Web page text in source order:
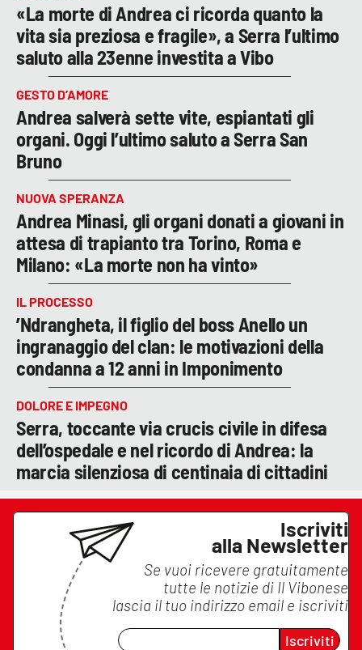
«La morte di Andrea ci ricorda quanto la
vita sia preziosa e fragile», a Serra l’ultimo
saluto alla 23enne investita a Vibo
GESTO D’AMORE
Andrea salverà sette vite, espiantati gli
organi. Oggi l’ultimo saluto a Serra San
Bruno
NUOVA SPERANZA
Andrea Minasi, gli organi donati a giovani in
attesa di trapianto tra Torino, Roma e
Milano: «La morte non ha vinto»
IL PROCESSO
’Ndrangheta, il figlio del boss Anello un
ingranaggio del clan: le motivazioni della
condanna a 12 anni in Imponimento
DOLORE E IMPEGNO
Serra, toccante via crucis civile in difesa
dell’ospedale e nel ricordo di Andrea: la
marcia silenziosa di centinaia di cittadini
Iscriviti
alla Newsletter
Se vuoi ricevere gratuitamente
tutte le notizie di Il Vibonese
lascia il tuo indirizzo email e iscriviti
Iscriviti